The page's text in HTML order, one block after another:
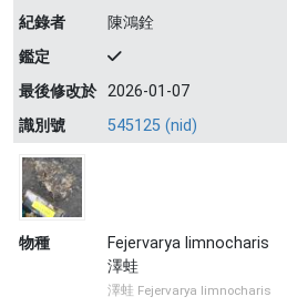
紀錄者
陳鴻銓
鑑定
最後修改於 2026-01-07
識別號
545125 (nid)
物種
Fejervarya limnocharis
澤蛙
澤蛙 Fejervarya limnocharis